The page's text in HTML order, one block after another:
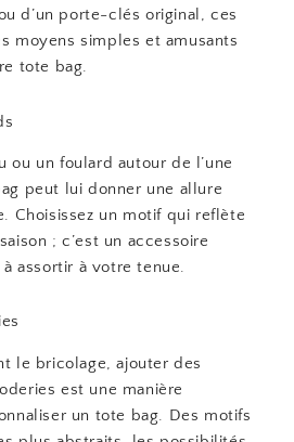
d’un porte-clés original, ces
moyens simples et amusants
tote bag.
ou un foulard autour de l’une
peut lui donner une allure
Choisissez un motif qui reflète
; c’est un accessoire
assortir à votre tenue.
le bricolage, ajouter des
est une manière
un tote bag. Des motifs